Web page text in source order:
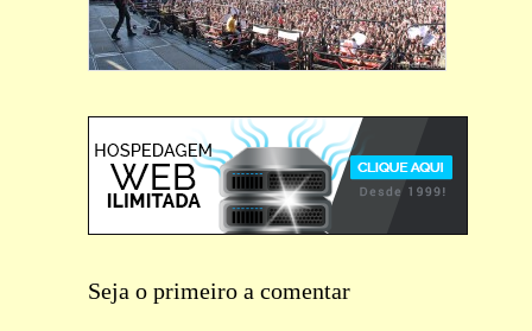
Seja o primeiro a comentar